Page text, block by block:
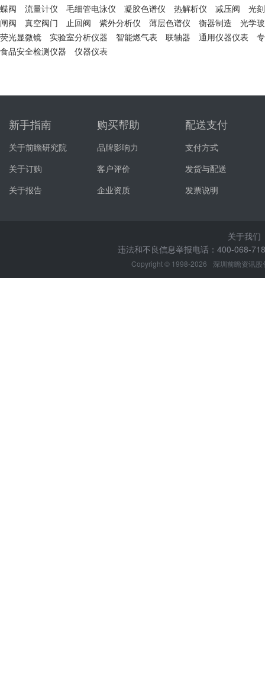
蝶阀 流量计仪 毛细管电泳仪 凝胶色谱仪 热解析仪 减压阀
光
闸阀
真空阀门 止回阀 紫外分析仪 薄层色谱仪 衡器制造
光学
荧光显微镜
实验室分析仪器 智能燃气表 联轴器 通用仪器仪表
食品安全检测仪器
仪器仪表
新手指南
关于前瞻研究院
关于订购
关于报告
购买帮助
品牌影响力
客户评价
企业资质
配送支付
支付方式
发货与配送
发票说明
关于我们
违法和不良信息举报电话：400-068-
Copyright © 1998-2026 深圳前瞻资讯股